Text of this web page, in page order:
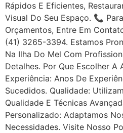
Rápidos E Eficientes,
Visual Do Seu Espaço. 📞
Orçamentos, Entre Em
(41) 3265-3394. Estamos
Na Ilha Do Mel Com
Detalhes. Por Que Escolher A
Experiência: Anos De
Sucedidos. Qualidade:
Qualidade E Técnicas
Personalizado: Adaptamos
Necessidades. Visite Nosso